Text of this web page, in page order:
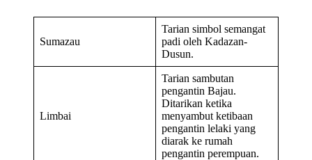
Sumazau
Tarian simbol semangat
padi oleh Kadazan-
Dusun.
Limbai
Tarian sambutan
pengantin Bajau.
Ditarikan ketika
menyambut ketibaan
pengantin lelaki yang
diarak ke rumah
pengantin perempuan.